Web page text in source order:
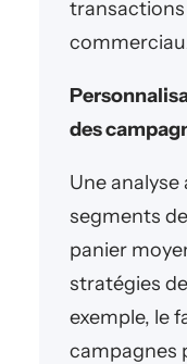
des
Une
segments
panier
stratégies
exemple, le
campagnes